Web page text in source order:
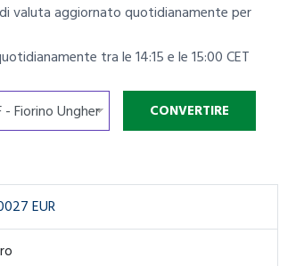
valuta aggiornato quotidianamente per
tra le 14:15 e le 15:00 CET
EUR